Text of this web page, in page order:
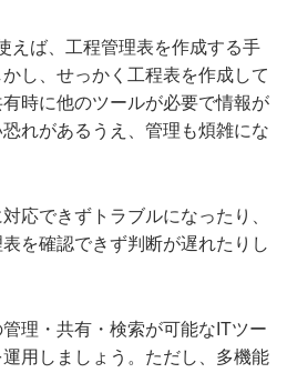
えば、工程管理表を作成する手
し、せっかく工程表を作成して
時に他のツールが必要で情報が
れがあるうえ、管理も煩雑にな
応できずトラブルになったり、
を確認できず判断が遅れたりし
理・共有・検索が可能なITツー
用しましょう。ただし、多機能